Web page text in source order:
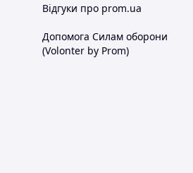
Відгуки про prom.ua
Допомога Силам оборони
(Volonter by Prom)